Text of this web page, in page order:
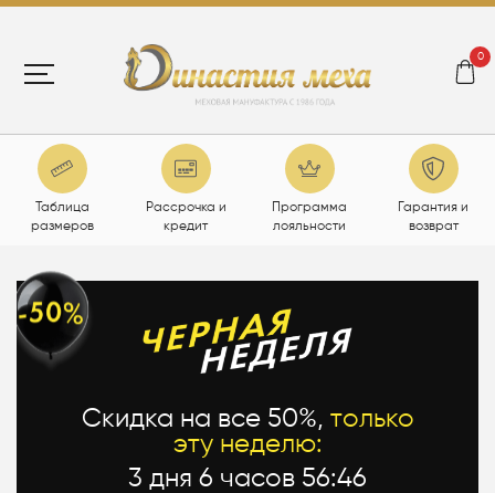
0
Таблица
размеров
Рассрочка и
кредит
Программа
лояльности
Гарантия и
возврат
Скидка на все 50%, только
эту неделю:
3 дня 6 часов 56:45